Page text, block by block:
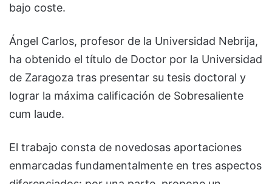
bajo coste.
Ángel Carlos, profesor de la Universidad Nebrija,
ha obtenido el título de Doctor por la Universidad
de Zaragoza tras presentar su tesis doctoral y
lograr la máxima calificación de Sobresaliente
cum laude.
El trabajo consta de novedosas aportaciones
enmarcadas fundamentalmente en tres aspectos